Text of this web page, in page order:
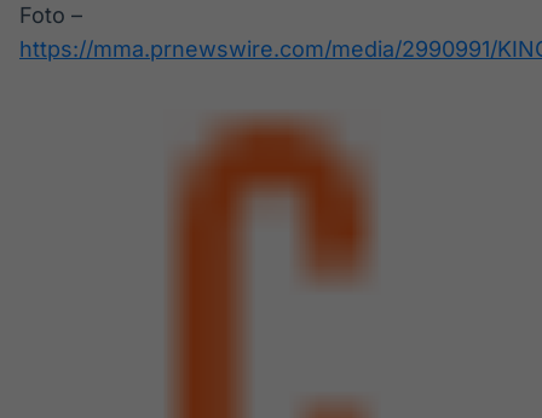
Foto –
https://mma.prnewswire.com/media/2990991/